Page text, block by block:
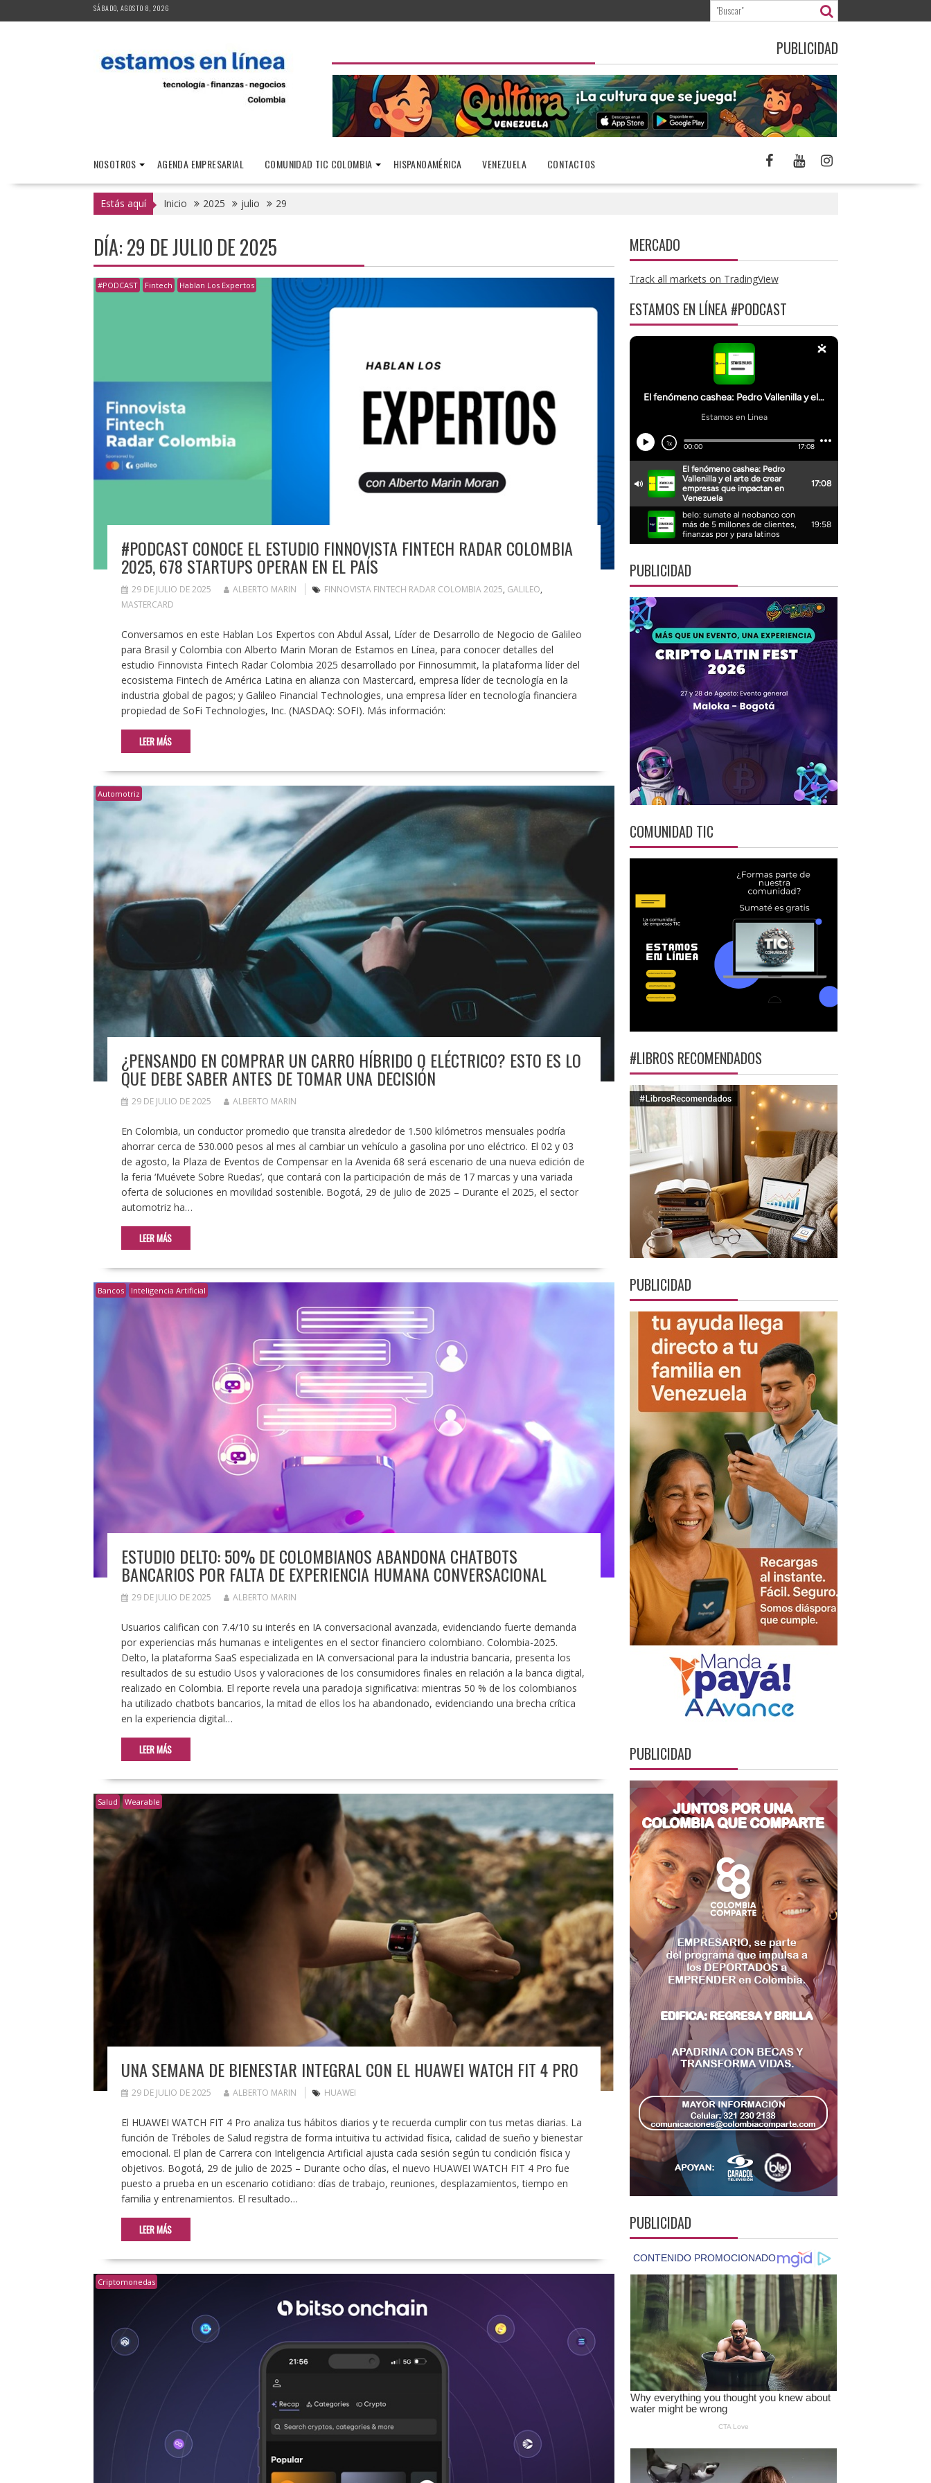
al
SÁBADO, AGOSTO 8, 2026
PUBLICIDAD
NOSOTROS AGENDA EMPRESARIAL COMUNIDAD TIC COLOMBIA HISPANOAMÉRICA VENEZUELA CONTACTOS
Estás aquí Inicio 2025 julio 29
DÍA:29 DE JULIO DE 2025
#PODCAST Fintech Hablan Los Expertos
#PODCAST CONOCE EL ESTUDIO FINNOVISTA FINTECH RADAR COLOMBIA
2025, 678 STARTUPS OPERAN EN EL PAÍS
29 DE JULIO DE 2025 ALBERTO MARIN FINNOVISTA FINTECH RADAR COLOMBIA 2025, GALILEO,
MASTERCARD
Conversamos en este Hablan Los Expertos con Abdul Assal, Líder de Desarrollo de Negocio de Galileo
para Brasil y Colombia con Alberto Marin Moran de Estamos en Línea, para conocer detalles del
estudio Finnovista Fintech Radar Colombia 2025 desarrollado por Finnosummit, la plataforma líder del
ecosistema Fintech de América Latina en alianza con Mastercard, empresa líder de tecnología en la
industria global de pagos; y Galileo Financial Technologies, una empresa líder en tecnología financiera
propiedad de SoFi Technologies, Inc. (NASDAQ: SOFI). Más información:
LEER MÁS
Automotriz
¿PENSANDO EN COMPRAR UN CARRO HÍBRIDO O ELÉCTRICO? ESTO ES LO
QUE DEBE SABER ANTES DE TOMAR UNA DECISIÓN
29 DE JULIO DE 2025 ALBERTO MARIN
En Colombia, un conductor promedio que transita alrededor de 1.500 kilómetros mensuales podría
ahorrar cerca de 530.000 pesos al mes al cambiar un vehículo a gasolina por uno eléctrico. El 02 y 03
de agosto, la Plaza de Eventos de Compensar en la Avenida 68 será escenario de una nueva edición de
la feria ‘Muévete Sobre Ruedas’, que contará con la participación de más de 17 marcas y una variada
oferta de soluciones en movilidad sostenible. Bogotá, 29 de julio de 2025 – Durante el 2025, el sector
automotriz ha…
LEER MÁS
Bancos Inteligencia Artificial
ESTUDIO DELTO: 50% DE COLOMBIANOS ABANDONA CHATBOTS
BANCARIOS POR FALTA DE EXPERIENCIA HUMANA CONVERSACIONAL
29 DE JULIO DE 2025 ALBERTO MARIN
Usuarios califican con 7.4/10 su interés en IA conversacional avanzada, evidenciando fuerte demanda
por experiencias más humanas e inteligentes en el sector financiero colombiano. Colombia-2025.
Delto, la plataforma SaaS especializada en IA conversacional para la industria bancaria, presenta los
resultados de su estudio Usos y valoraciones de los consumidores finales en relación a la banca digital,
realizado en Colombia. El reporte revela una paradoja significativa: mientras 50 % de los colombianos
ha utilizado chatbots bancarios, la mitad de ellos los ha abandonado, evidenciando una brecha crítica
en la experiencia digital…
LEER MÁS
Salud Wearable
UNA SEMANA DE BIENESTAR INTEGRAL CON EL HUAWEI WATCH FIT 4 PRO
29 DE JULIO DE 2025 ALBERTO MARIN HUAWEI
El HUAWEI WATCH FIT 4 Pro analiza tus hábitos diarios y te recuerda cumplir con tus metas diarias. La
función de Tréboles de Salud registra de forma intuitiva tu actividad física, calidad de sueño y bienestar
emocional. El plan de Carrera con Inteligencia Artificial ajusta cada sesión según tu condición física y
objetivos. Bogotá, 29 de julio de 2025 – Durante ocho días, el nuevo HUAWEI WATCH FIT 4 Pro fue
puesto a prueba en un escenario cotidiano: días de trabajo, reuniones, desplazamientos, tiempo en
familia y entrenamientos. El resultado…
LEER MÁS
Criptomonedas
MERCADO
Track all markets on TradingView
ESTAMOS EN LÍNEA #PODCAST
PUBLICIDAD
COMUNIDAD TIC
#LIBROS RECOMENDADOS
PUBLICIDAD
PUBLICIDAD
PUBLICIDAD